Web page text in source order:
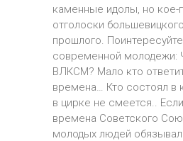
каменные идолы, но кое-
отголоски
прошлого.
современной молодежи:
ВЛКСМ? Мало кто
времена… Кто состоял в
в цирке не смеется..
времена Советского
молодых людей